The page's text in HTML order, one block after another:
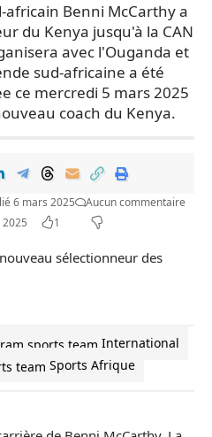
Benni McCarthy a
du Kenya jusqu'à la CAN
avec l'Ouganda et
sud-africaine a été
ce mercredi 5 mars 2025
coach du Kenya.
6 mars 2025
Aucun commentaire
1
International
Sports Afrique